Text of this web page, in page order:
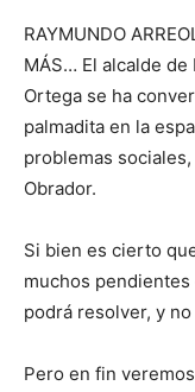
RAYMUNDO
MÁS… El alcalde de
Ortega se ha
palmadita en la
problemas
Obrador.
Si bien es cierto
muchos
podrá resolver, y
Pero en fin